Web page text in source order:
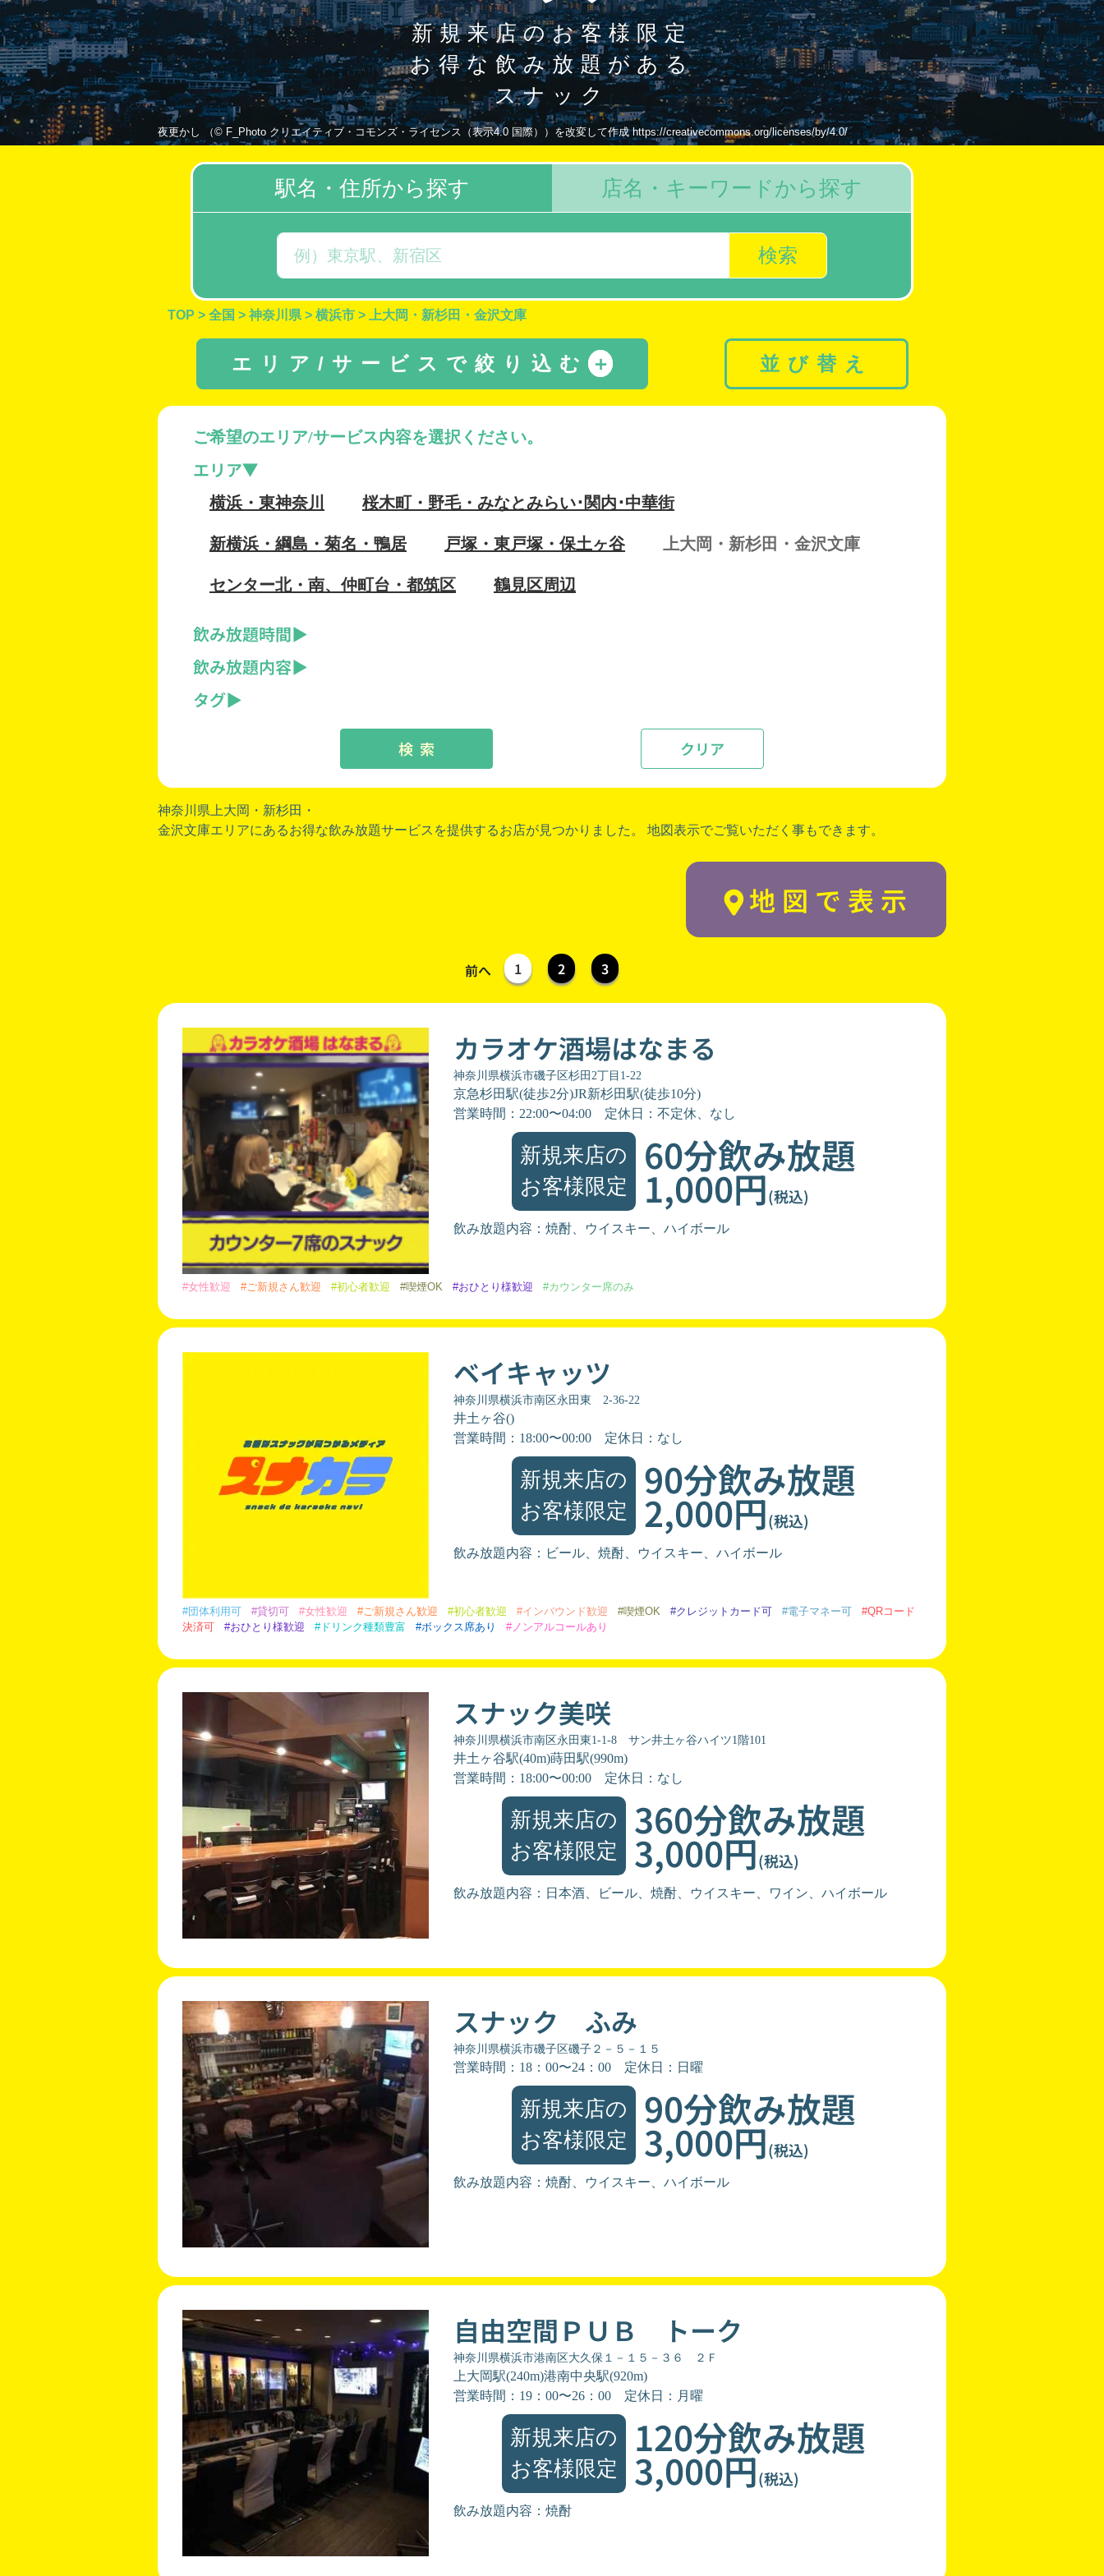
新規来店のお客様限定
お得な飲み放題がある
スナック
夜更かし （© F_Photo クリエイティブ・コモンズ・ライセンス（表示4.0 国際））を改変して作成 https://creativecommons.org/licenses/by/4.0/
駅名・住所から探す
検索
店名・キーワードから探す
TOP > 全国 > 神奈川県 > 横浜市 > 上大岡・新杉田・金沢文庫
エリア/サービスで絞り込む ＋
ご希望のエリア/サービス内容を選択ください。
エリア
横浜・東神奈川 桜木町・野毛・みなとみらい･関内･中華街
新横浜・綱島・菊名・鴨居 戸塚・東戸塚・保土ヶ谷 上大岡・新杉田・金沢文庫
センター北・南、仲町台・都筑区 鶴見区周辺
飲み放題時間
飲み放題内容
タグ
クリア
検 索
並び替え
神奈川県上大岡・ 新杉田 ・
金沢文庫エリアにあるお得な飲み放題サービスを提供するお店が見つかりました。 地図表示でご覧いただく事もできます。
地図で表示
前へ 1 2 3
カラオケ酒場はなまる
神奈川県横浜市磯子区杉田2丁目1-22
京急杉田駅(徒歩2分)JR新杉田駅(徒歩10分)
営業時間：22:00〜04:00
定休日：不定休、なし
新規来店の
お客様限定
60分飲み放題
1,000円(税込)
飲み放題内容：焼酎、ウイスキー、ハイボール
#女性歓迎 #ご新規さん歓迎 #初心者歓迎 #喫煙OK #おひとり様歓迎 #カウンター席のみ
ベイキャッツ
神奈川県横浜市南区永田東 2-36-22
井土ヶ谷()
営業時間：18:00〜00:00
定休日：なし
新規来店の
お客様限定
90分飲み放題
2,000円(税込)
飲み放題内容：ビール、焼酎、ウイスキー、ハイボール
#団体利用可 #貸切可 #女性歓迎 #ご新規さん歓迎 #初心者歓迎 #インバウンド歓迎 #喫煙OK #クレジットカード可 #電子マネー可
#QRコード
決済可
#おひとり様歓迎 #ドリンク種類豊富 #ボックス席あり #ノンアルコールあり
スナック美咲
神奈川県横浜市南区永田東1-1-8 サン井土ヶ谷ハイツ1階101
井土ヶ谷駅(40m)蒔田駅(990m)
営業時間：18:00〜00:00
定休日：なし
新規来店の
お客様限定
360分飲み放題
3,000円(税込)
飲み放題内容：日本酒、ビール、焼酎、ウイスキー、ワイン、ハイボール
スナック ふみ
神奈川県横浜市磯子区磯子２－５－１５
営業時間：18：00〜24：00 定休日：日曜
新規来店の
お客様限定
90分飲み放題
3,000円(税込)
飲み放題内容：焼酎、ウイスキー、ハイボール
自由空間ＰＵＢ トーク
神奈川県横浜市港南区大久保１－１５－３６ ２Ｆ
上大岡駅(240m)港南中央駅(920m)
営業時間：19：00〜26：00
定休日：月曜
新規来店の
お客様限定
120分飲み放題
3,000円(税込)
飲み放題内容：焼酎